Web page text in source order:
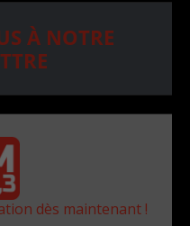
À NOTRE
dès maintenant !